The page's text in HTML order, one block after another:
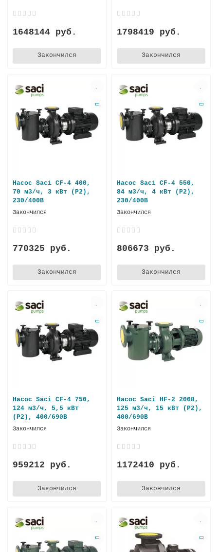
1648144 руб.
Закончился
1798419 руб.
Закончился
Насос Saci CF-4 400,
70 м3/ч, 3 кВт (P2),
230/400В
Закончился
770325 руб.
Закончился
Насос Saci CF-4 550,
84 м3/ч, 4 кВт (P2),
230/400В
Закончился
806673 руб.
Закончился
Насос Saci CF-4 750,
124 м3/ч, 5,5 кВт
(P2), 400/690В
Закончился
959212 руб.
Закончился
Насос Saci HF-2 2008,
125 м3/ч, 15 кВт (P2),
400/690В
Закончился
1172410 руб.
Закончился